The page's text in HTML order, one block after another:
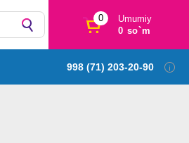
0
Umumiy
0 so`m
998 (71) 203-20-90